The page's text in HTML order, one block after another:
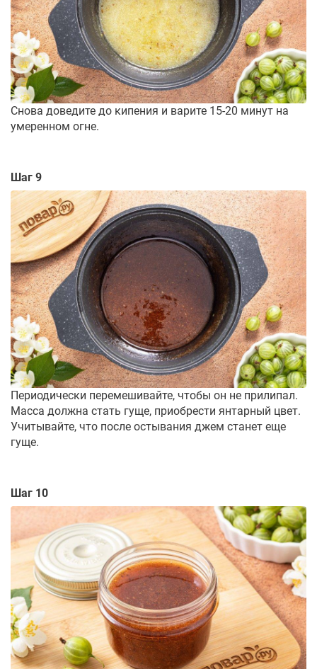
Снова доведите до кипения и варите 15-20 минут на
умеренном огне.
Шаг 9
Периодически перемешивайте, чтобы он не прилипал.
Масса должна стать гуще, приобрести янтарный цвет.
Учитывайте, что после остывания джем станет еще
гуще.
Шаг 10